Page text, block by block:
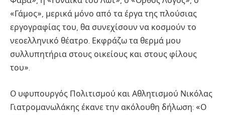
«Γάμος», μερικά μόνο από τα έργα της πλούσιας
εργογραφίας του, θα συνεχίσουν να κοσμούν το
νεοελληνικό θέατρο. Εκφράζω τα θερμά μου
συλλυπητήρια στους οικείους και στους φίλους
του».
Ο υφυπουργός Πολιτισμού και Αθλητισμού Νικόλας
Γιατρομανωλάκης έκανε την ακόλουθη δήλωση: «Ο